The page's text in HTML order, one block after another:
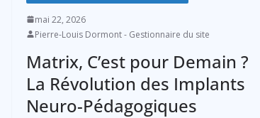
mai 22, 2026
Pierre-Louis Dormont - Gestionnaire du site
Matrix, C’est pour Demain ?
La Révolution des Implants
Neuro-Pédagogiques